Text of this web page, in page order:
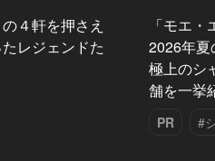
４軒を押さえ
レジェンドた
「モエ
2026年夏
極上のシ
舗を一挙
PR #